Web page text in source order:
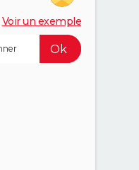
Voir un exemple